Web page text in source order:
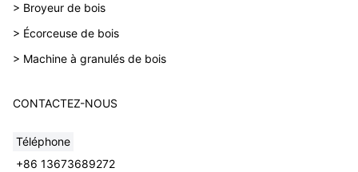
> Broyeur de bois
> Écorceuse de bois
> Machine à granulés de bois
CONTACTEZ-NOUS
Téléphone
+86 13673689272